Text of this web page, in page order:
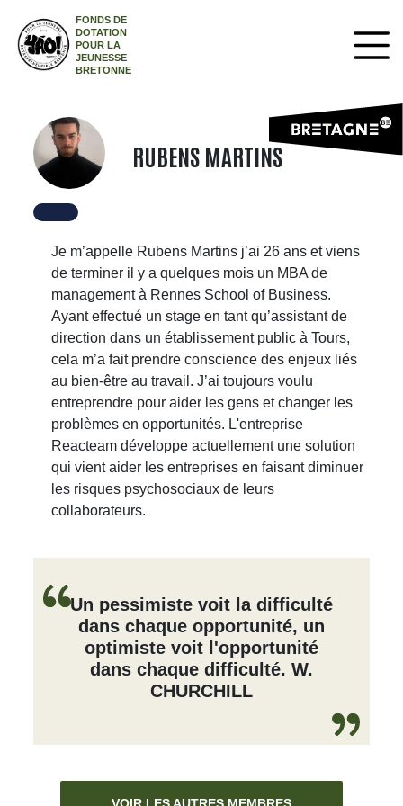
FONDS DE
DOTATION
POUR LA
JEUNESSE
BRETONNE
RUBENS MARTINS
Je m’appelle Rubens Martins j’ai 26 ans et viens
de terminer il y a quelques mois un MBA de
management à Rennes School of Business.
Ayant effectué un stage en tant qu’assistant de
direction dans un établissement public à Tours,
cela m’a fait prendre conscience des enjeux liés
au bien-être au travail. J’ai toujours voulu
entreprendre pour aider les gens et changer les
problèmes en opportunités. L'entreprise
Reacteam développe actuellement une solution
qui vient aider les entreprises en faisant diminuer
les risques psychosociaux de leurs
collaborateurs.
Un pessimiste voit la difficulté
dans chaque opportunité, un
optimiste voit l'opportunité
dans chaque difficulté. W.
CHURCHILL